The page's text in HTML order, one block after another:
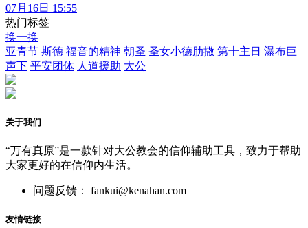
07月16日 15:55
热门标签
换一换
亚青节 斯德 福音的精神 朝圣 圣女小德肋撒 第十主日 瀑布巨
声下 平安团体 人道援助 大公
关于我们
“万有真原”是一款针对大公教会的信仰辅助工具，致力于帮助
大家更好的在信仰内生活。
问题反馈： fankui@kenahan.com
友情链接